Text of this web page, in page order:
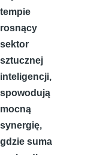
tempie
rosnący
sektor
sztucznej
inteligencji,
spowodują
mocną
synergię,
gdzie suma